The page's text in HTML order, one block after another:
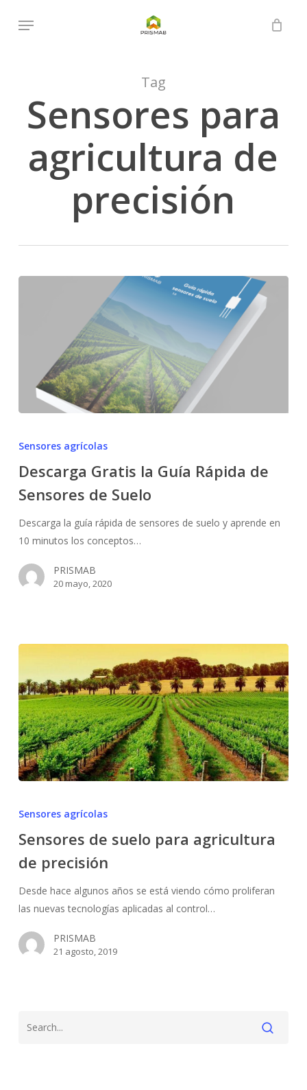
Menu
Close
Tag
Sensores para
agricultura de
precisión
Guía
Rápida
Sensores
de
Suelo
Sensores agrícolas
Descarga Gratis la Guía Rápida de
Sensores de Suelo
Descarga la guía rápida de sensores de suelo y aprende en
10 minutos los conceptos…
PRISMAB
20 mayo, 2020
para
agricultura
precisión
Sensores agrícolas
Sensores de suelo para agricultura
de precisión
Desde hace algunos años se está viendo cómo proliferan
las nuevas tecnologías aplicadas al control…
PRISMAB
21 agosto, 2019